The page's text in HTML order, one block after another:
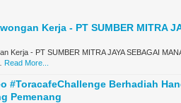
Kerja - PT SUMBER MITRA
Kerja - PT SUMBER MITRA JAYA SEBAGAI
Read More...
#ToracafeChallenge Berhadiah
Pemenang